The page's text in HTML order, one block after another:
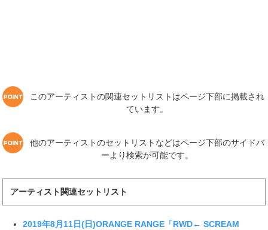
このアーティストの関連セットリストはページ下部に掲載され
ています。
他のアーティストのセットリストなどはページ下部のサイドバ
ーより検索が可能です。
アーティスト関連セットリスト
2019年8月11日(日)ORANGE RANGE「RWD← SCREAM